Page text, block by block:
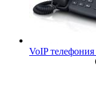
VoIP телефония